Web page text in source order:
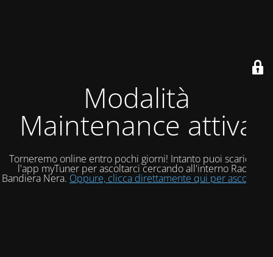
Modalità
Maintenance attiva
Torneremo online entro pochi giorni! Intanto puoi scaricare
l'app myTuner per ascoltarci cercando all'interno Radio
Bandiera Nera. Oppure, clicca direttamente qui per ascoltarci!